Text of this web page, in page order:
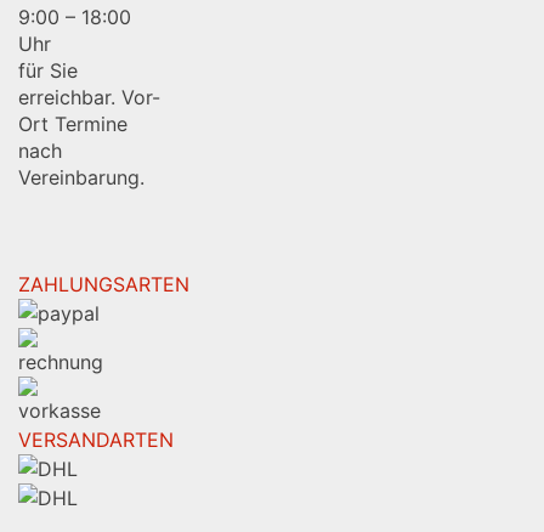
9:00 – 18:00
Uhr
für Sie
erreichbar. Vor-
Ort Termine
nach
Vereinbarung.
ZAHLUNGSARTEN
VERSANDARTEN